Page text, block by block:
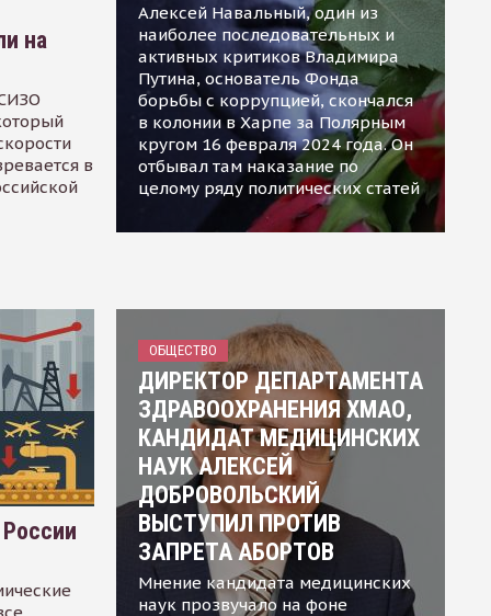
на
в
Алексей Навальный, один из
наиболее последовательных и
активных критиков Владимира
Путина, основатель Фонда
борьбы с коррупцией, скончался
в колонии в Харпе за Полярным
кругом 16 февраля 2024 года. Он
отбывал там наказание по
целому ряду политических статей
ОБЩЕСТВО
ДИРЕКТОР ДЕПАРТАМЕНТА
ЗДРАВООХРАНЕНИЯ ХМАО,
КАНДИДАТ МЕДИЦИНСКИХ
НАУК АЛЕКСЕЙ
ДОБРОВОЛЬСКИЙ
ВЫСТУПИЛ ПРОТИВ
ЗАПРЕТА АБОРТОВ
Мнение кандидата медицинских
наук прозвучало на фоне